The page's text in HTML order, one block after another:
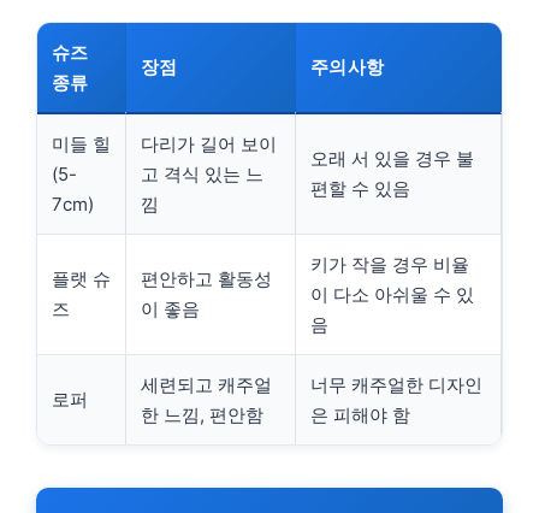
슈즈
종류
장점 주의사항
미들 힐
(5-
7cm)
다리가 길어 보이
고 격식 있는 느
낌
오래 서 있을 경우 불
편할 수 있음
플랫 슈
즈
편안하고 활동성
이 좋음
키가 작을 경우 비율
이 다소 아쉬울 수 있
음
로퍼
세련되고 캐주얼
한 느낌, 편안함
너무 캐주얼한 디자인
은 피해야 함